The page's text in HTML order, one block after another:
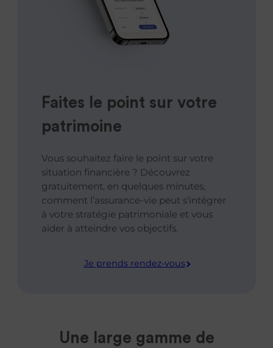
Faites le point sur votre
patrimoine
Vous souhaitez faire le point sur votre
situation financière ? Découvrez
gratuitement, en quelques minutes,
comment l’assurance-vie peut s’intégrer
à votre stratégie patrimoniale et vous
aider à atteindre vos objectifs.
Je prends rendez-vous
Une large gamme de